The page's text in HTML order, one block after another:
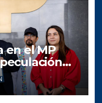
en el MP
combustible